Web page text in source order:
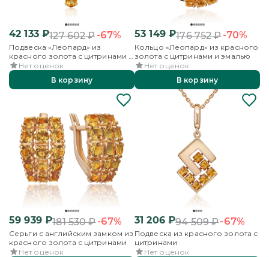
42 133₽127 602₽-67%
Подвеска «Леопард» из
красного золота с цитринами и
эмалью
Нет оценок
В корзину
53 149₽176 752₽-70%
Кольцо «Леопард» из красного
золота с цитринами и эмалью
Нет оценок
В корзину
59 939₽181 530₽-67%
Серьги с английским замком из
красного золота с цитринами
Нет оценок
31 206₽94 509₽-67%
Подвеска из красного золота с
цитринами
Нет оценок